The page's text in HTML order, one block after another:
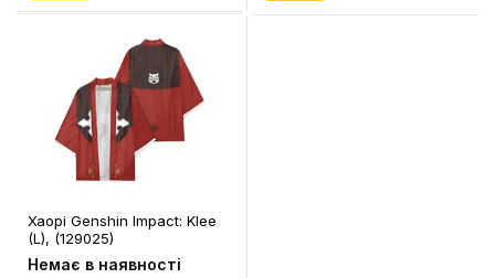
Хаорі Genshin Impact: Klee
(L), (129025)
Немає в наявності